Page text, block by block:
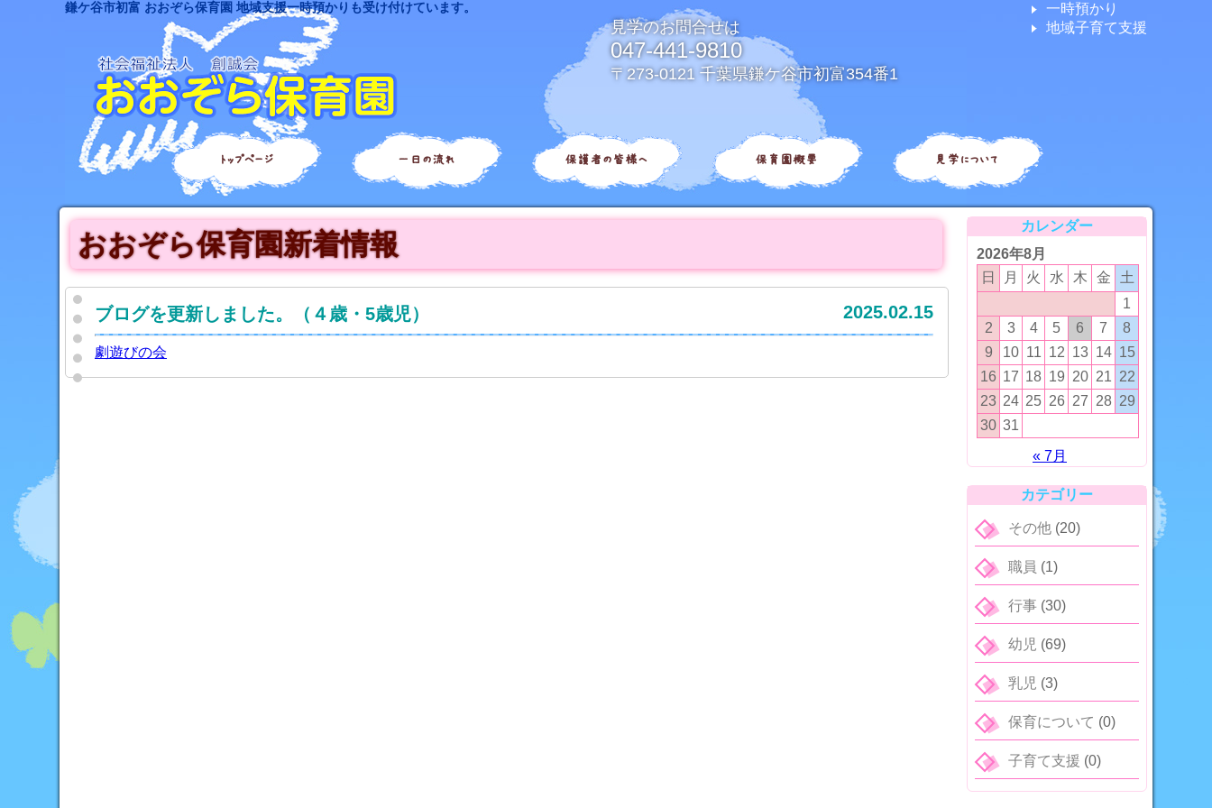
鎌ケ谷市初富 おおぞら保育園 地域支援一時預かりも受け付けています。
見学のお問合せは
047-441-9810
〒273-0121 千葉県鎌ケ谷市初富354番1
一時預かり
地域子育て支援
トップページ 一日の流れ 保護者の皆様へ 保育園概要 見学について
おおぞら保育園新着情報
ブログを更新しました。（４歳・5歳児） 2025.02.15
劇遊びの会
カレンダー
2026年8月
日
月 火 水 木 金
土
1
2
3 4 5 6 7
8
9
10 11 12 13 14 15
16 17 18 19 20 21 22
23 24 25 26 27 28 29
30 31
« 7月
カテゴリー
その他(20)
職員 (1)
行事(30)
幼児 (69)
乳児 (3)
保育について (0)
子育て支援 (0)